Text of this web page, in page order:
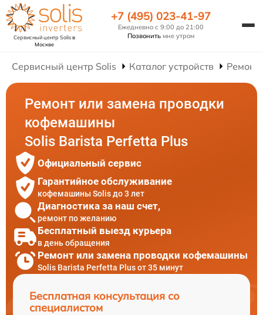
Сервисный центр Solisв
Москве
+7 (495) 023-41-97
Ежедневно с 9:00 до 21:00
Позвонить мне утром
Сервисный центр Solis Каталог устройств
Ремонт или замена проводки
кофемашины
Solis Barista Perfetta Plus
Официальный сервис
Гарантийное обслуживание
кофемашины Solis до 3 лет
Диагностика за наш счет,
ремонт по желанию
Бесплатный выезд курьера
в день обращения
Ремонт или замена проводки кофемашины
Solis Barista Perfetta Plus от 35 минут
Бесплатная консультация со
специалистом